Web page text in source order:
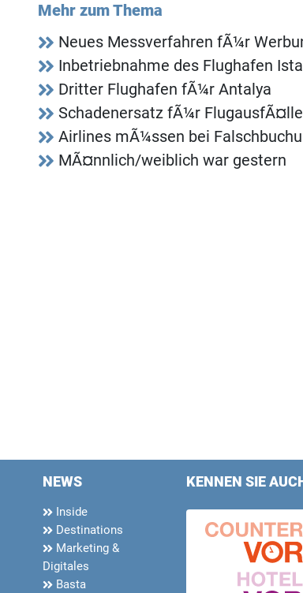
Mehr zum Thema
Neues Messverfahren fÃ¼r
Inbetriebnahme des Flughafen
Dritter Flughafen fÃ¼r Antalya
Schadenersatz fÃ¼r
Airlines mÃ¼ssen bei
MÃ¤nnlich/weiblich war gestern
NEWS
Inside
Destinations
Marketing &
Digitales
Basta
KENNEN SIE